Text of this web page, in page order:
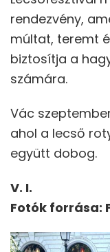
rendezvény,
múltat, teremt
biztosítja a
számára.
Vác
ahol a lecső
együtt dobog.
V. I.
Fotók forrása: